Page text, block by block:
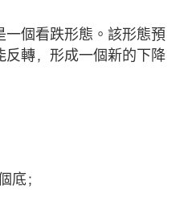
個看跌形態。該形態預
轉，形成一個新的下降
底；